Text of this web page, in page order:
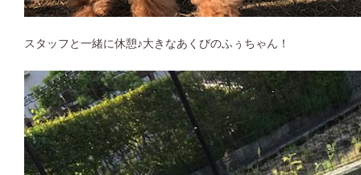
スタッフと一緒に休憩♪大きなあくびのふぅちゃん！